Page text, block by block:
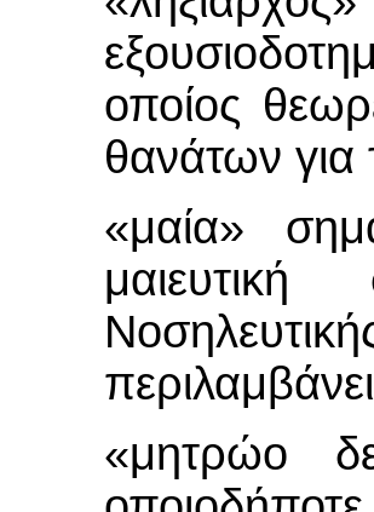
οποίος
θανάτων για
«μαία»
«μητρώο